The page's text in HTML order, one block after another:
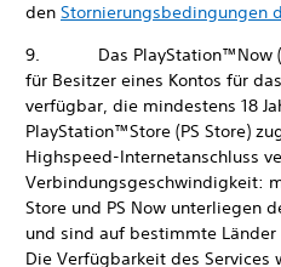
den Stornierungsbedingungen
9. Das PlayStation™Now
für Besitzer eines Kontos für
verfügbar, die mindestens 18
PlayStation™Store (PS Store)
Highspeed-Internetanschluss
Verbindungsgeschwindigkeit:
Store und PS Now unterliegen
und sind auf bestimmte Länder
Die Verfügbarkeit des